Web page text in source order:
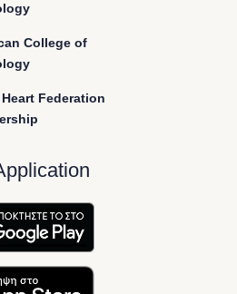
College of
Federation